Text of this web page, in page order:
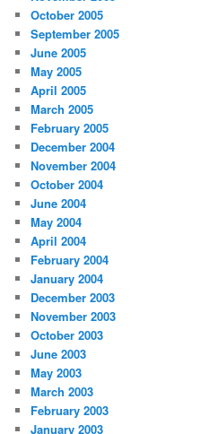
October 2005
September 2005
June 2005
May 2005
April 2005
March 2005
February 2005
December 2004
November 2004
October 2004
June 2004
May 2004
April 2004
February 2004
January 2004
December 2003
November 2003
October 2003
June 2003
May 2003
March 2003
February 2003
January 2003